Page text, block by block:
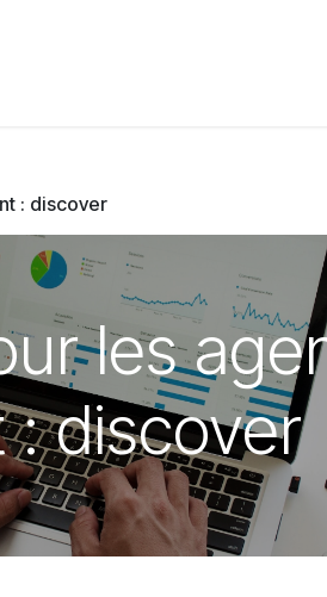
: discover
les
discover